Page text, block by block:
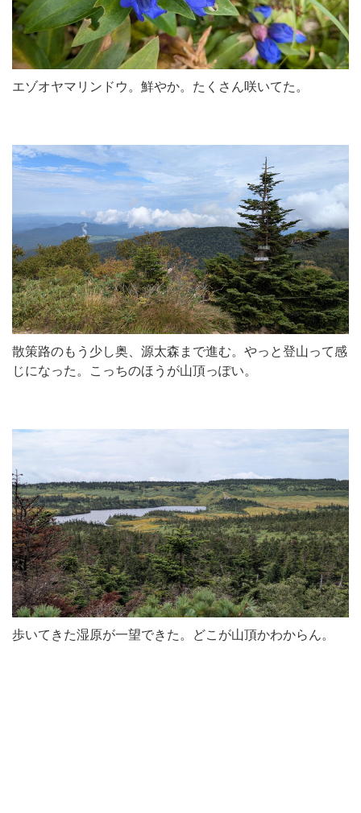
エゾオヤマリンドウ。鮮やか。たくさん咲いてた。
散策路のもう少し奥、源太森まで進む。やっと登山って感
じになった。こっちのほうが山頂っぽい。
歩いてきた湿原が一望できた。どこが山頂かわからん。